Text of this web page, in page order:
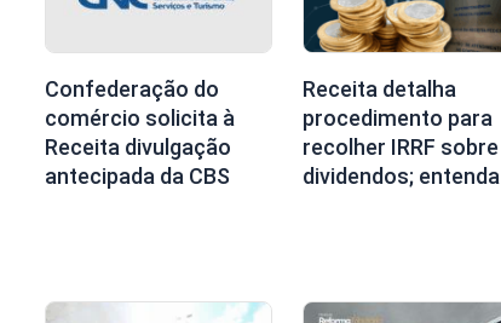
Confederação do
comércio solicita à
Receita divulgação
antecipada da CBS
Receita detalha
procedimento para
recolher IRRF sobre
dividendos; entenda